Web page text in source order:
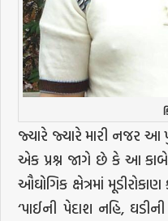
જ્યારે જ્યારે મારી નજર
એક પ્રશ્ન જાગે છે કે આ
ઔઘોગિક ક્ષેત્રમાં
‘પાઈની પેદાશ નહિ,